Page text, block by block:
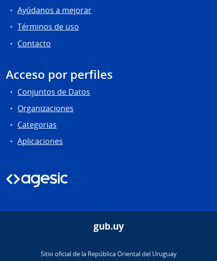
Ayúdanos a mejorar
Términos de uso
Contacto
Acceso por perfiles
Conjuntos de Datos
Organizaciones
Categorias
Aplicaciones
gub.uy
Sitio oficial de la República Oriental del Uruguay